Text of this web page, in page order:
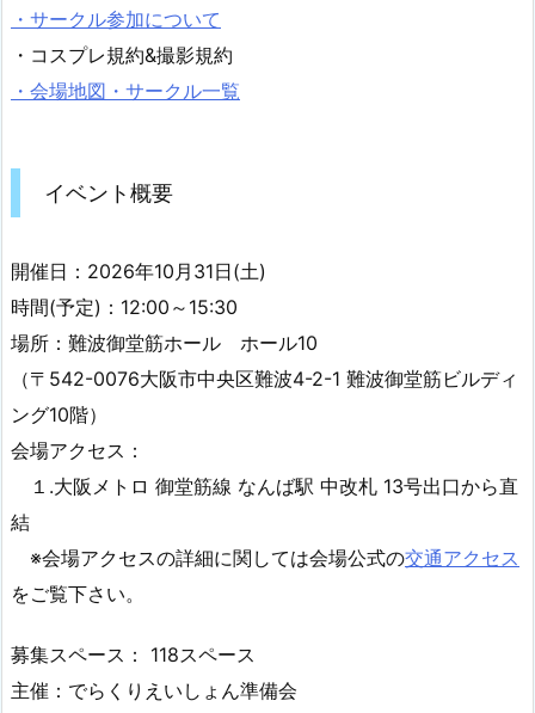
・サークル参加について
・コスプレ規約&撮影規約
・会場地図・サークル一覧
イベント概要
開催日：2026年10月31日(土)
時間(予定)：12:00～15:30
場所：難波御堂筋ホール ホール10
（〒542-0076大阪市中央区難波4-2-1 難波御堂筋ビルディ
ング10階）
会場アクセス：
１.大阪メトロ 御堂筋線 なんば駅 中改札 13号出口から直
結
※会場アクセスの詳細に関しては会場公式の交通アクセス
をご覧下さい。
募集スペース： 118スペース
主催：でらくりえいしょん準備会